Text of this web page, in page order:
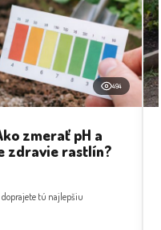
494
zmerať pH a
zdravie rastlín?
doprajete tú najlepšiu